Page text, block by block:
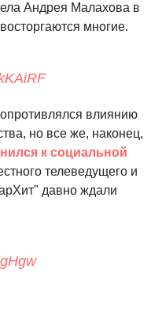
Андрея Малахова в
многие.
влиянию
но все же, наконец,
к социальной
телеведущего и
давно ждали